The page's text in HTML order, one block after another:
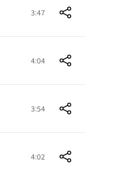
3:47
4:04
3:54
4:02